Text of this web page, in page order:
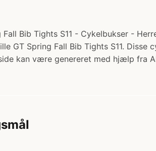
Fall Bib Tights S11 - Cykelbukser -
GT Spring Fall Bib Tights S11.
kan være genereret med hjælp fra